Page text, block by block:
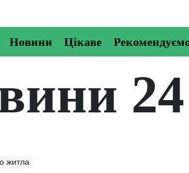
Новини Цікаве
24
житла